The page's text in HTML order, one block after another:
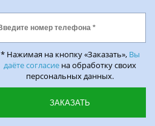
* Нажимая на кнопку «Заказать», Вы
даёте согласие на обработку своих
персональных данных.